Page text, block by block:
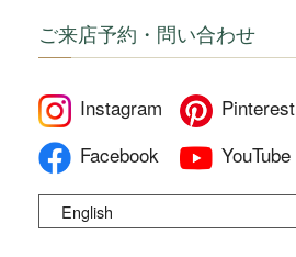
ご来店予約・問い合わせ
Instagram
Pinterest
Facebook
YouTube
English